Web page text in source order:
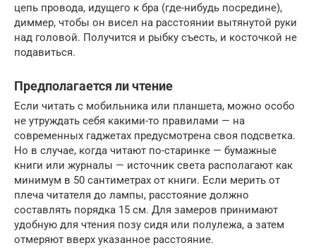
цепь провода, идущего к бра (где-нибудь посредине),
диммер, чтобы он висел на расстоянии вытянутой руки
над головой. Получится и рыбку съесть, и косточкой не
подавиться.
Предполагается ли чтение
Если читать с мобильника или планшета, можно особо
не утруждать себя какими-то правилами — на
современных гаджетах предусмотрена своя подсветка.
Но в случае, когда читают по-старинке — бумажные
книги или журналы — источник света располагают как
минимум в 50 сантиметрах от книги. Если мерить от
плеча читателя до лампы, расстояние должно
составлять порядка 15 см. Для замеров принимают
удобную для чтения позу сидя или полулежа, а затем
отмеряют вверх указанное расстояние.